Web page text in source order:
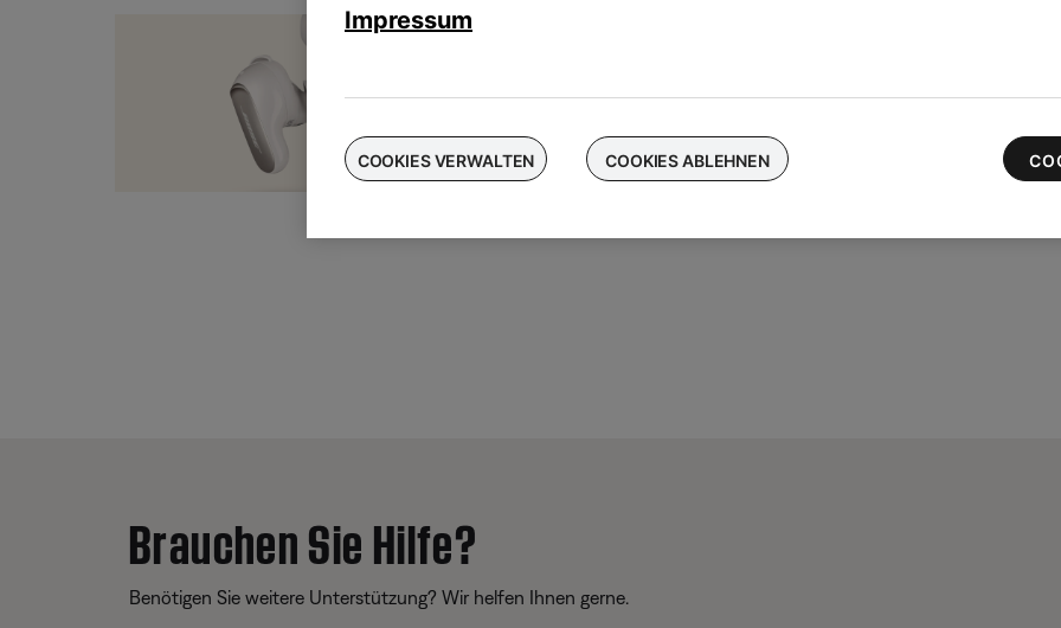
für die neuesten QuietComfort Ultra-Ohrhörer
Brauchen Sie Hilfe?
Benötigen Sie weitere Unterstützung? Wir helfen Ihnen gerne.
Impressum
COOKIES VERWALTEN COOKIES ABLEHNEN